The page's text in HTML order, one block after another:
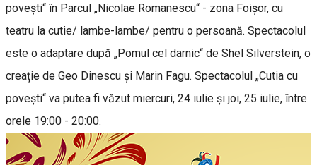
povești“ în Parcul „Nicolae Romanescu“ - zona Foișor, cu
teatru la cutie/ lambe-lambe/ pentru o persoană. Spectacolul
este o adaptare după „Pomul cel darnic“ de Shel Silverstein, o
creație de Geo Dinescu și Marin Fagu. Spectacolul „Cutia cu
povești“ va putea fi văzut miercuri, 24 iulie și joi, 25 iulie, între
orele 19:00 - 20:00.